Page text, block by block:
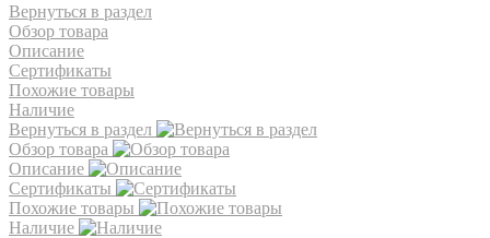
Вернуться в раздел
Обзор товара
Описание
Сертификаты
Похожие товары
Наличие
Вернуться в раздел
Обзор товара
Описание
Сертификаты
Похожие товары
Наличие